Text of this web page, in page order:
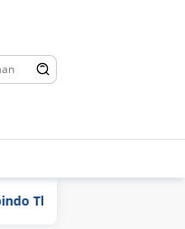
Agustus 2026